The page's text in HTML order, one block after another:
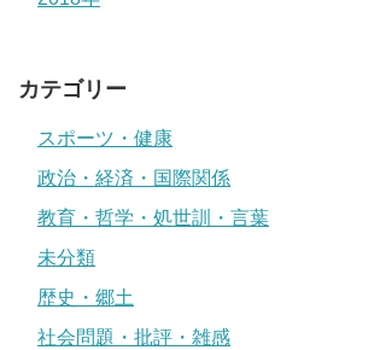
カテゴリー
スポーツ・健康
政治・経済・国際関係
教育・哲学・処世訓・言葉
未分類
歴史・郷土
社会問題・批評・雑感